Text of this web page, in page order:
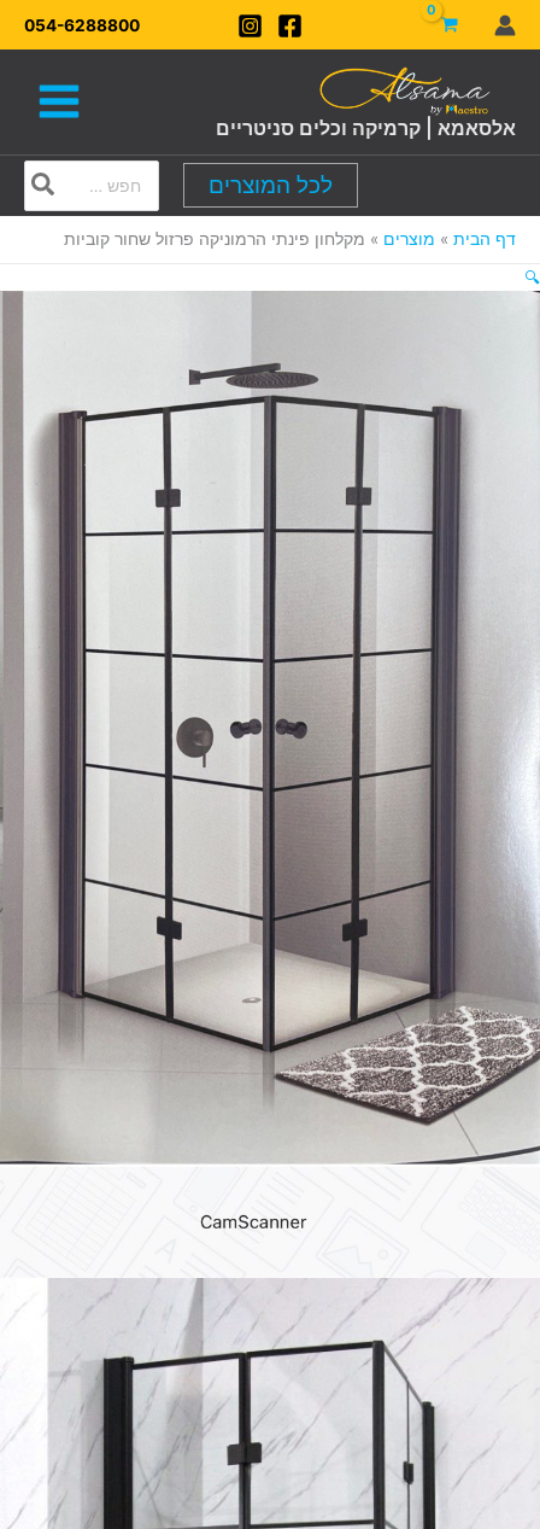
דילוג
לתוכן
054-6288800
אלסאמא | קרמיקה וכלים סניטריים
לכל המוצרים
for:
דף הבית מוצרים
מקלחון פינתי הרמוניקה פרזול שחור קוביות
🔍